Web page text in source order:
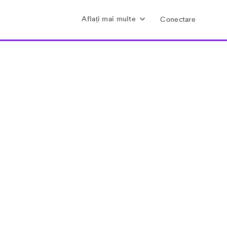
Aflați mai multe Conectare